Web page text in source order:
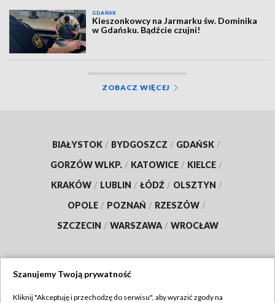
GDAŃSK
Kieszonkowcy na Jarmarku św. Dominika
w Gdańsku. Bądźcie czujni!
ZOBACZ WIĘCEJ
BIAŁYSTOK / BYDGOSZCZ / GDAŃSK /
GORZÓW WLKP. / KATOWICE / KIELCE /
KRAKÓW / LUBLIN / ŁÓDŹ / OLSZTYN /
OPOLE / POZNAŃ / RZESZÓW /
SZCZECIN / WARSZAWA / WROCŁAW
Szanujemy Twoją prywatność
Kliknij "Akceptuję i przechodzę do serwisu", aby wyrazić zgody na